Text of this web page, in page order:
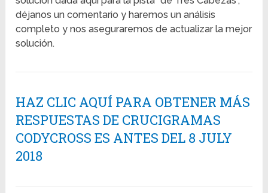
déjanos un comentario y haremos un análisis
completo y nos aseguraremos de actualizar la mejor
solución.
HAZ CLIC AQUÍ PARA OBTENER MÁS
RESPUESTAS DE CRUCIGRAMAS
CODYCROSS ES ANTES DEL 8 JULY
2018